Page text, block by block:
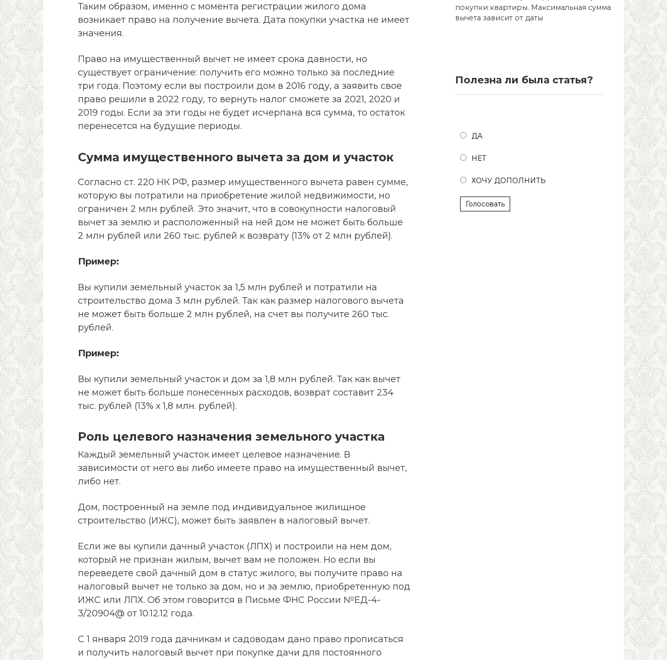
Таким образом, именно с момента регистрации жилого дома
возникает право на получение вычета. Дата покупки участка не имеет
значения.
Право на имущественный вычет не имеет срока давности, но
существует ограничение: получить его можно только за последние
три года. Поэтому если вы построили дом в 2016 году, а заявить свое
право решили в 2022 году, то вернуть налог сможете за 2021, 2020 и
2019 годы. Если за эти годы не будет исчерпана вся сумма, то остаток
перенесется на будущие периоды.
Сумма имущественного вычета за дом и участок
Согласно ст. 220 НК РФ, размер имущественного вычета равен сумме,
которую вы потратили на приобретение жилой недвижимости, но
ограничен 2 млн рублей. Это значит, что в совокупности налоговый
вычет за землю и расположенный на ней дом не может быть больше
2 млн рублей или 260 тыс. рублей к возврату (13% от 2 млн рублей).
Пример:
Вы купили земельный участок за 1,5 млн рублей и потратили на
строительство дома 3 млн рублей. Так как размер налогового вычета
не может быть больше 2 млн рублей, на счет вы получите 260 тыс.
рублей.
Пример:
Вы купили земельный участок и дом за 1,8 млн рублей. Так как вычет
не может быть больше понесенных расходов, возврат составит 234
тыс. рублей (13% х 1,8 млн. рублей).
Роль целевого назначения земельного участка
Каждый земельный участок имеет целевое назначение. В
зависимости от него вы либо имеете право на имущественный вычет,
либо нет.
Дом, построенный на земле под индивидуальное жилищное
строительство (ИЖС), может быть заявлен в налоговый вычет.
Если же вы купили дачный участок (ЛПХ) и построили на нем дом,
который не признан жилым, вычет вам не положен. Но если вы
переведете свой дачный дом в статус жилого, вы получите право на
налоговый вычет не только за дом, но и за землю, приобретенную под
ИЖС или ЛПХ. Об этом говорится в Письме ФНС России №ЕД-4-
3/20904@ от 10.12.12 года.
С 1 января 2019 года дачникам и садоводам дано право прописаться
и получить налоговый вычет при покупке дачи для постоянного
покупки квартиры. Максимальная сумма
вычета зависит от даты
Полезна ли была статья?
ДА
НЕТ
ХОЧУ ДОПОЛНИТЬ
Голосовать